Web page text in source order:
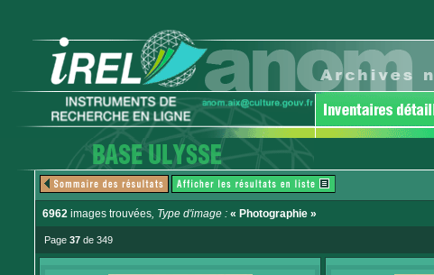
6962 images trouvées, Type d'image : « Photographie »
Page 37 de 349